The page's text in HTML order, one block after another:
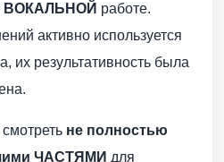
ВОКАЛЬНОЙ работе.
активно используется
их результативность была
не полностью
ЧАСТЯМИ для